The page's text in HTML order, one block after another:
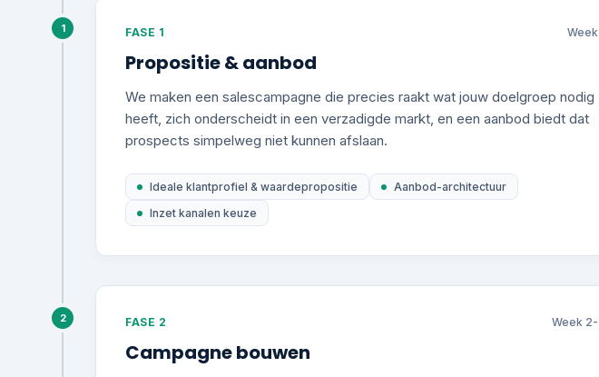
1 FASE 1 Week
Propositie & aanbod
We maken een salescampagne die precies raakt wat jouw doelgroep nodig
heeft, zich onderscheidt in een verzadigde markt, en een aanbod biedt dat
prospects simpelweg niet kunnen afslaan.
Ideale klantprofiel & waardepropositie
Aanbod-architectuur
Inzet kanalen keuze
2 FASE 2 Week
Campagne bouwen